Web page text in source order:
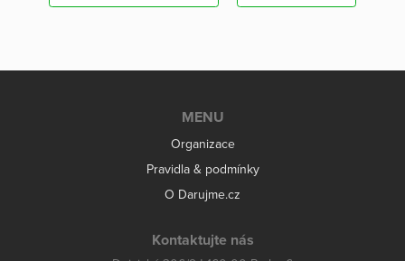
MENU
Organizace
Pravidla & podmínky
O Darujme.cz
Kontaktujte nás